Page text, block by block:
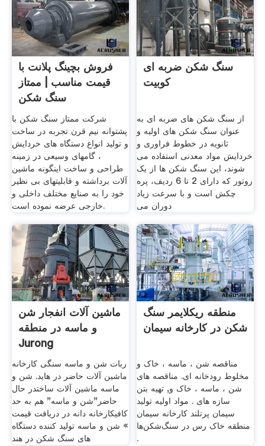
فروش بچینگ پلانت با
قیمت مناسب | ممتاز
سنگ شکن
شرکت ممتاز سنگ شکن با
پشتوانه نیم قرن تجربه در ساخت
و تولید انواع دستگاه های خردایش
، گامهای وسيعی در زمينه
طراحی و ساخت اينگونه ماشين
آلات برداشته و قابليتهای بی نظير
خود را به صنايع مختلف داخلی و
خارجی عرضه نموده است.
سنگ شکن ضربه ای
کوبیت
از سنگ شکن های ضربه ای به
عنوان سنگ شکن های اولیه و
ثانویه در خطوط فراوری و
خردایش مواد معدنی استفاده می
شوند، این سنگ شکن ها از یک
روتور که دارای 2 تا 6 ردیف، پره
چکش است و با سرعت زیاد
دوران می
ماشین آلات انفجار شن
و ماسه در منطقه
Jurong
ربات شن و ماسه سنگی کارخانه
ماشین آلات حاضر در هاید. شن و
ماسه ماشین آلات ساختدر حال
حاضر"شن و ماسه" هم به حد
کافیکارخانه دانه در دریافت قیمت
» شن و ماسه تولید کننده دستگاه
های سنگ شکن در هند
منطقه ریکلایمر سنگ
شکن در کارخانه سیمان
مناقصه شن ، ماسه ، خاک و
مخلوط رودخانه ای. مناقصه های
شن ، ماسه ، خاک و, تهیه بتن
سازه های . مواد اولیه تولید
سیمان پرتلند کارخانه سیمان
منطقه خاک رس در سنگ‌شکن‌ها
.